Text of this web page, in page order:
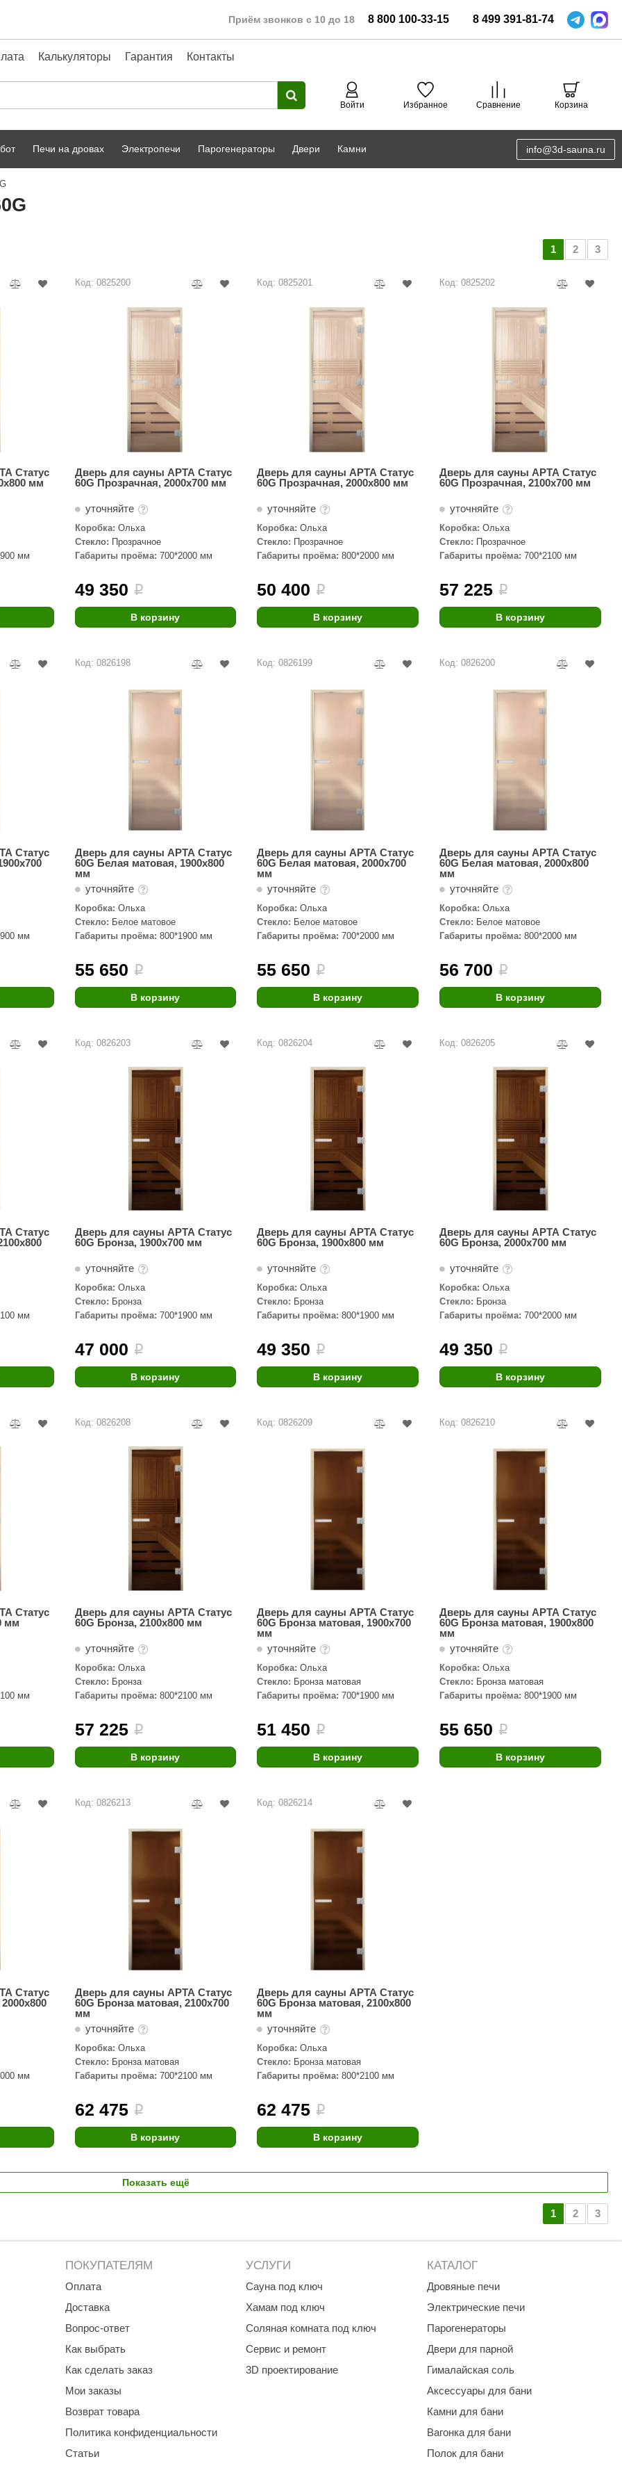
Приём звонков с 10 до 18 8 800 100-33-15 8 499 391-81-74
Калькуляторы Гарантия Контакты
Войти Избранное Сравнение Корзина
A-Panel Руспанель
Сталь-Мастер
Банные штучки
CeruttiSpa
Suokka
Русский дух
Карельские легенды
Rento Tylo
Rohol
Baldus Kvimol
Политех Camylle
Костёр
Феникс Feringer
KOLO Aromawolke
Варвара
EDMUNDAS Nikkarien
Печи на дровах Электропечи Парогенераторы Двери Камни info@3d-sauna.ru
1 2 3
Статус
мм
мм
Код: 0825200
Дверь для сауны АРТА Статус
60G Прозрачная, 2000х700 мм
уточняйте
Коробка: Ольха
Стекло: Прозрачное
Габариты проёма: 700*2000 мм
49 350 i
В корзину
Код: 0825201
Дверь для сауны АРТА Статус
60G Прозрачная, 2000х800 мм
уточняйте
Коробка: Ольха
Стекло: Прозрачное
Габариты проёма: 800*2000 мм
50 400 i
В корзину
Код: 0825202
Дверь для сауны АРТА Статус
60G Прозрачная, 2100х700 мм
уточняйте
Коробка: Ольха
Стекло: Прозрачное
Габариты проёма: 700*2100 мм
57 225 i
В корзину
Статус
мм
Код: 0826198
Дверь для сауны АРТА Статус
60G Белая матовая, 1900х800
мм
уточняйте
Коробка: Ольха
Стекло: Белое матовое
Габариты проёма: 800*1900 мм
55 650 i
В корзину
Код: 0826199
Дверь для сауны АРТА Статус
60G Белая матовая, 2000х700
мм
уточняйте
Коробка: Ольха
Стекло: Белое матовое
Габариты проёма: 700*2000 мм
55 650 i
В корзину
Код: 0826200
Дверь для сауны АРТА Статус
60G Белая матовая, 2000х800
мм
уточняйте
Коробка: Ольха
Стекло: Белое матовое
Габариты проёма: 800*2000 мм
56 700 i
В корзину
Статус
мм
Код: 0826203
Дверь для сауны АРТА Статус
60G Бронза, 1900х700 мм
уточняйте
Коробка: Ольха
Стекло: Бронза
Габариты проёма: 700*1900 мм
47 000 i
В корзину
Код: 0826204
Дверь для сауны АРТА Статус
60G Бронза, 1900х800 мм
уточняйте
Коробка: Ольха
Стекло: Бронза
Габариты проёма: 800*1900 мм
49 350 i
В корзину
Код: 0826205
Дверь для сауны АРТА Статус
60G Бронза, 2000х700 мм
уточняйте
Коробка: Ольха
Стекло: Бронза
Габариты проёма: 700*2000 мм
49 350 i
В корзину
Статус
мм
мм
Код: 0826208
Дверь для сауны АРТА Статус
60G Бронза, 2100х800 мм
уточняйте
Коробка: Ольха
Стекло: Бронза
Габариты проёма: 800*2100 мм
57 225 i
В корзину
Код: 0826209
Дверь для сауны АРТА Статус
60G Бронза матовая, 1900х700
мм
уточняйте
Коробка: Ольха
Стекло: Бронза матовая
Габариты проёма: 700*1900 мм
51 450 i
В корзину
Код: 0826210
Дверь для сауны АРТА Статус
60G Бронза матовая, 1900х800
мм
уточняйте
Коробка: Ольха
Стекло: Бронза матовая
Габариты проёма: 800*1900 мм
55 650 i
В корзину
Статус
мм
Код: 0826213
Дверь для сауны АРТА Статус
60G Бронза матовая, 2100х700
мм
уточняйте
Коробка: Ольха
Стекло: Бронза матовая
Габариты проёма: 700*2100 мм
62 475 i
В корзину
Код: 0826214
Дверь для сауны АРТА Статус
60G Бронза матовая, 2100х800
мм
уточняйте
Коробка: Ольха
Стекло: Бронза матовая
Габариты проёма: 800*2100 мм
62 475 i
В корзину
Показать ещё
1 2 3
ПОКУПАТЕЛЯМ
Оплата
Доставка
Вопрос-ответ
Как выбрать
Как сделать заказ
Мои заказы
Возврат товара
Политика конфиденциальности
Статьи
УСЛУГИ
Сауна под ключ
Хамам под ключ
Соляная комната под ключ
Сервис и ремонт
3D проектирование
КАТАЛОГ
Дровяные печи
Электрические печи
Парогенераторы
Двери для парной
Гималайская соль
Аксессуары для бани
Камни для бани
Вагонка для бани
Полок для бани